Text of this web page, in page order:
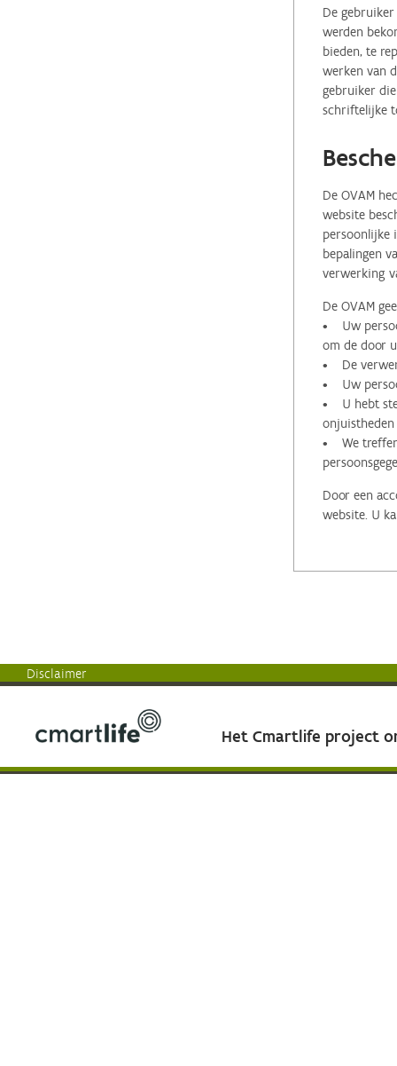
De
werden
bieden, te
werken van
gebruiker
schriftelijke
De OVAM
website
persoonlijke
bepalingen
verwerking
De OVAM
• Uw
om de door
• De
• Uw
• U hebt
onjuistheden
• We treffen
Door een
website. U
Disclaimer
Het Cmartlife project